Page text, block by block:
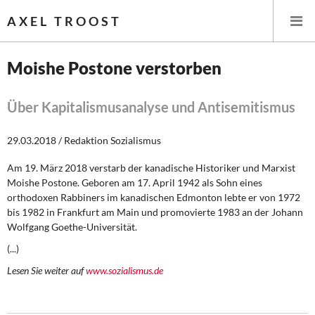
AXEL TROOST
Leitlinien linker Wirtschafts- und Finanzpolitik
Wirtschaftspolitik
Steuer- und Finanzpolitik
Moishe Postone verstorben
Über Kapitalismusanalyse und Antisemitismus
29.03.2018 / Redaktion Sozialismus
Am 19. März 2018 verstarb der kanadische Historiker und Marxist
Moishe Postone. Geboren am 17. April 1942 als Sohn eines
orthodoxen Rabbiners im kanadischen Edmonton lebte er von 1972
bis 1982 in Frankfurt am Main und promovierte 1983 an der Johann
Wolfgang Goethe-Universität.
(...)
Lesen Sie weiter aufwww.sozialismus.de